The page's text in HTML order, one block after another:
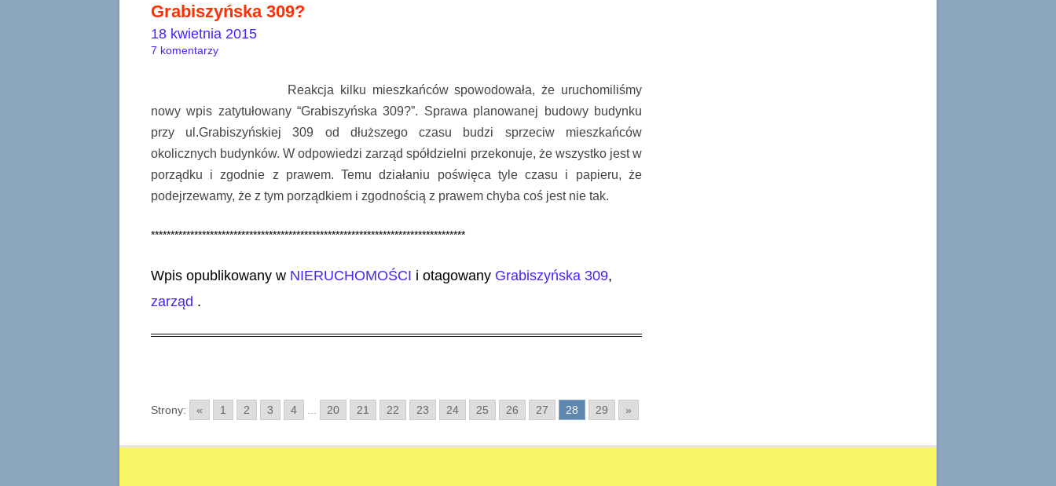
Grabiszyńska 309?
7 komentarzy
Reakcja kilku mieszkańców spowodowała, że uruchomiliśmy
nowy wpis zatytułowany “Grabiszyńska 309?”. Sprawa planowanej budowy budynku
przy ul.Grabiszyńskiej 309 od dłuższego czasu budzi sprzeciw mieszkańców
okolicznych budynków. W odpowiedzi zarząd spółdzielni przekonuje, że wszystko jest w
porządku i zgodnie z prawem. Temu działaniu poświęca tyle czasu i papieru, że
podejrzewamy, że z tym porządkiem i zgodnością z prawem chyba coś jest nie tak.
********************************************************************************
Wpis opublikowany w NIERUCHOMOŚCI i otagowany Grabiszyńska 309,
zarząd
18 kwietnia 2015
.
Strony: « 1 2 3 4 20 21 22 23 24 25 26 27 28 29 »